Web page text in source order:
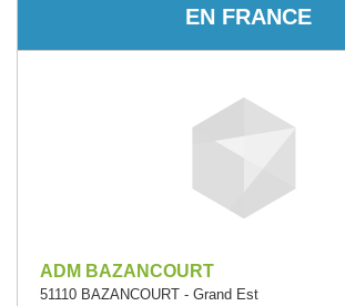
EN FRANCE
ADM BAZANCOURT
51110 BAZANCOURT - Grand Est